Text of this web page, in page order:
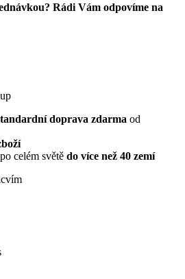
Rádi Vám odpovíme na
doprava zdarma od
celém světě do více než 40 zemí